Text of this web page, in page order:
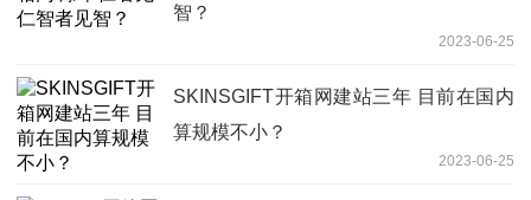
智？
2023-06-25
SKINSGIFT开箱网建站三年 目前在国内
算规模不小？
2023-06-25